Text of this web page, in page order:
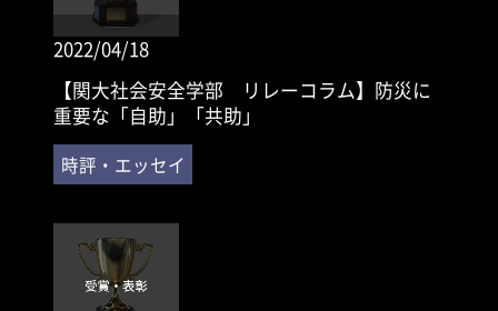
2022/04/18
【関大社会安全学部 リレーコラム】防災に
重要な「自助」「共助」